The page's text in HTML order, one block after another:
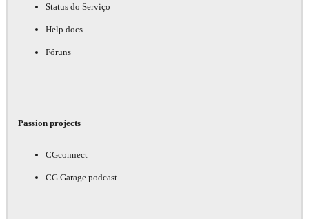
Status do Serviço
Help docs
Fóruns
Passion projects
CGconnect
CG Garage podcast